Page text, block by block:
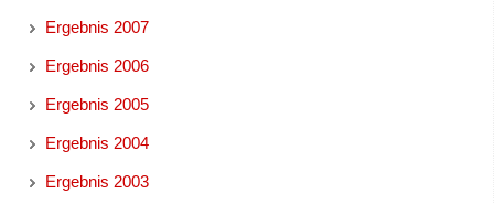
Ergebnis 2007
Ergebnis 2006
Ergebnis 2005
Ergebnis 2004
Ergebnis 2003